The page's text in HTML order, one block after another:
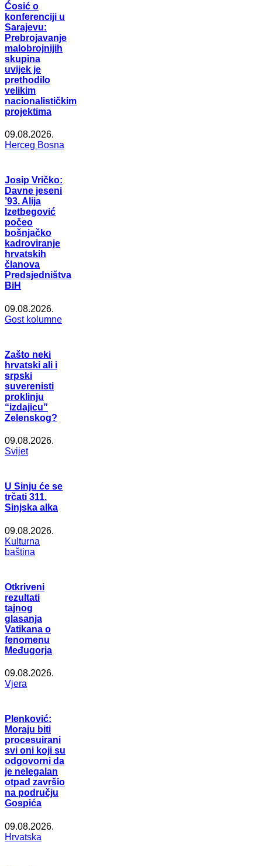
Ćosić o
konferenciji u
Sarajevu:
Prebrojavanje
malobrojnijih
skupina
uvijek je
prethodilo
velikim
nacionalističkim
projektima
09.08.2026.
Herceg Bosna
Josip Vričko:
Davne jeseni
’93. Alija
Izetbegović
počeo
bošnjačko
kadroviranje
hrvatskih
članova
Predsjedništva
BiH
09.08.2026.
Gost kolumne
Zašto neki
hrvatski ali i
srpski
suverenisti
proklinju
“izdajicu”
Zelenskog?
09.08.2026.
Svijet
U Sinju će se
trčati 311.
Sinjska alka
09.08.2026.
Kulturna
baština
Otkriveni
rezultati
tajnog
glasanja
Vatikana o
fenomenu
Međugorja
09.08.2026.
Vjera
Plenković:
Moraju biti
procesuirani
svi oni koji su
odgovorni da
je nelegalan
otpad završio
na području
Gospića
09.08.2026.
Hrvatska